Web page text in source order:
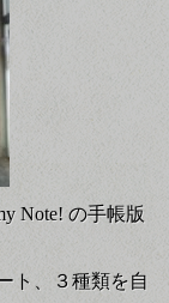
Note! の手帳版
ト、３種類を自